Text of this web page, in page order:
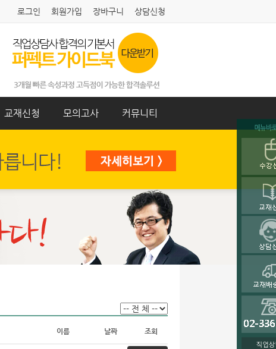
로그인 회원가입 장바구니 상담신청
교재신청 모의고사 커뮤니티
이름 날짜 조회